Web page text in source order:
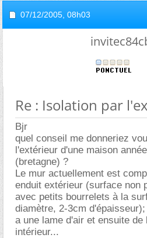
07/12/2005, 08h03
Re : Isolation par
Bjr
quel conseil me donneriez
l'extérieur d'une maison
(bretagne) ?
Le mur actuellement est
enduit extérieur (surface non
avec petits bourrelets à la
diamètre, 2-3cm
a une lame d'air et ensuite
intérieur...